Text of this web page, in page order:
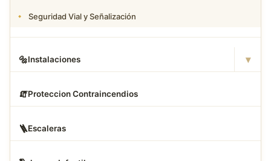
Seguridad Vial y Señalización
🔩Instalaciones ▾
🧯Proteccion Contraincendios
🪜Escaleras